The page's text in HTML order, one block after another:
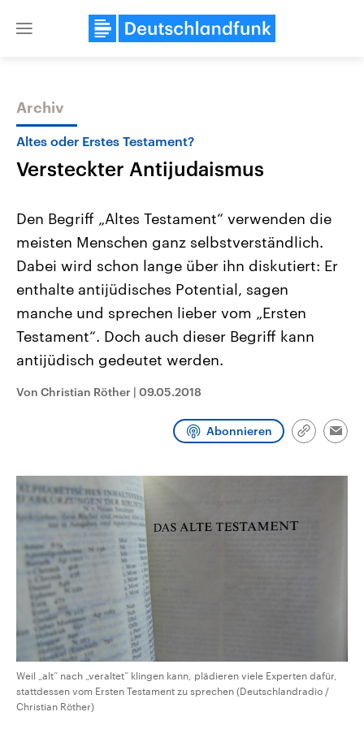
Close
Themen
Landtagswahl Sachsen-Anhalt
2026
Alle Informationen
Sachsen-Anhalt wählt am 6.
September 2026 einen neuen
Bundesland von einer Koalition aus
Umfragen, Prognosen,
Wahlprogramme, aktuelle Berichte
und Kandidaten der anstehenden
USA
Aktuelle Beiträge,
Hintergründe
Wirtschaftlich und
gehören die Vereinigten
den mächtigsten Ländern
mit großem Einfluss auf
Archiv
Altes oder Erstes Testament?
Versteckter Antijudaismus
Den Begriff „Altes Testament“ verwenden die
meisten Menschen ganz selbstverständlich.
Dabei wird schon lange über ihn diskutiert: Er
enthalte antijüdisches Potential, sagen
manche und sprechen lieber vom „Ersten
Testament“. Doch auch dieser Begriff kann
antijüdisch gedeutet werden.
Von Christian Röther | 09.05.2018
Abonnieren
Link
Weil „alt“ nach „veraltet“ klingen kann, plädieren viele Experten dafür,
stattdessen vom Ersten Testament zu sprechen (Deutschlandradio /
Christian Röther)